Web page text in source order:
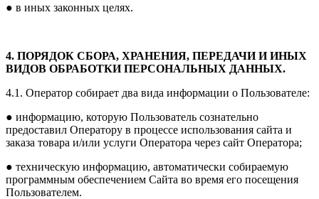
● в иных законных целях.
4. ПОРЯДОК СБОРА, ХРАНЕНИЯ, ПЕРЕДАЧИ И ИНЫХ
ВИДОВ ОБРАБОТКИ ПЕРСОНАЛЬНЫХ ДАННЫХ.
4.1. Оператор собирает два вида информации о Пользователе:
● информацию, которую Пользователь сознательно
предоставил Оператору в процессе использования сайта и
заказа товара и/или услуги Оператора через сайт Оператора;
● техническую информацию, автоматически собираемую
программным обеспечением Сайта во время его посещения
Пользователем.